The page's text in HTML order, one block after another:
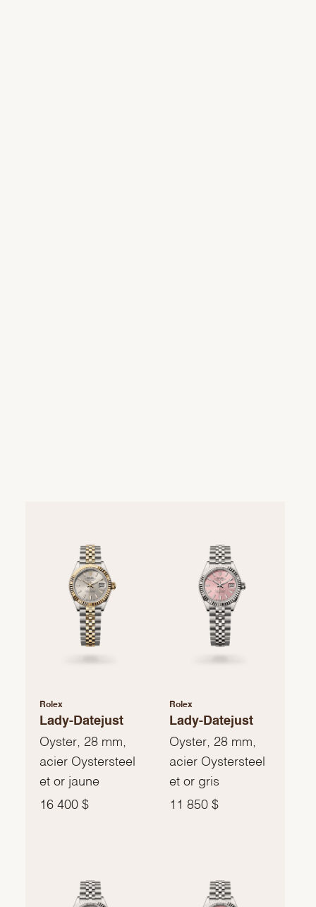
Rolex
Lady-Datejust
Oyster, 28 mm,
acier Oystersteel
et or jaune
16 400 $
Rolex
Lady-Datejust
Oyster, 28 mm,
acier Oystersteel
et or gris
11 850 $